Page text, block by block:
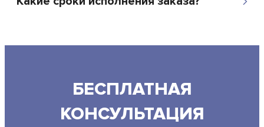
БЕСПЛАТНАЯ
КОНСУЛЬТАЦИЯ